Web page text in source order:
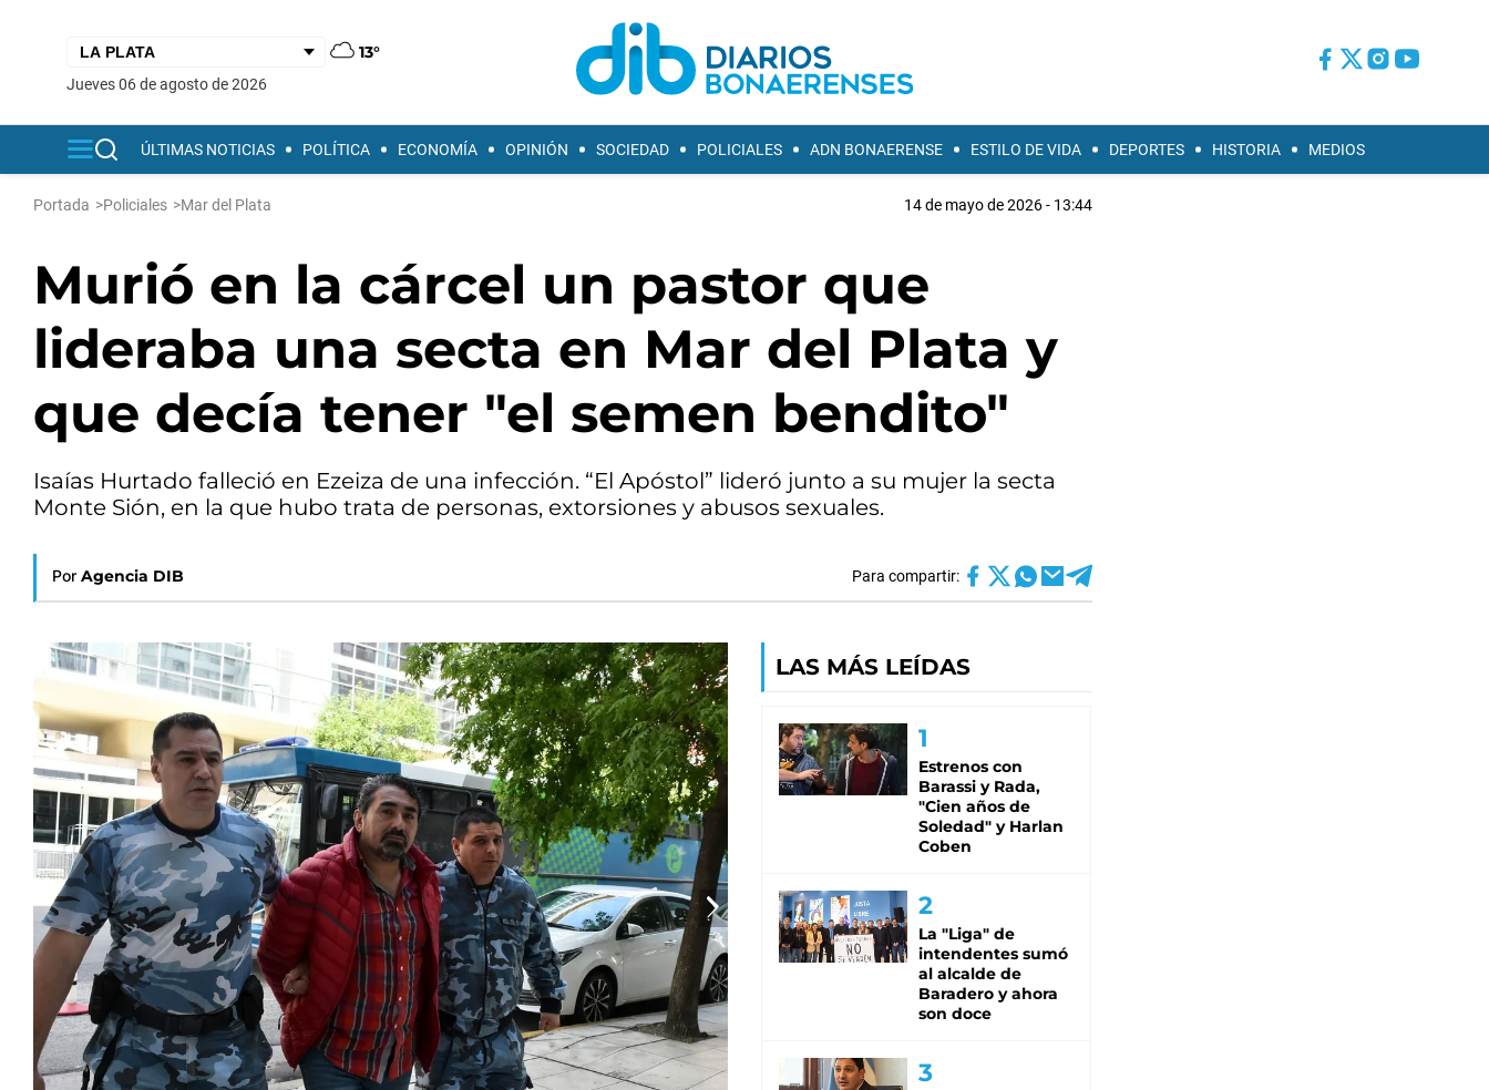
13°
jueves 06 de agosto de 2026
ÚLTIMAS NOTICIAS POLÍTICA ECONOMÍA OPINIÓN SOCIEDAD POLICIALES ADN BONAERENSE ESTILO DE VIDA DEPORTES HISTORIA MEDIOS
Portada >Policiales >Mar del Plata 14 de mayo de 2026 - 13:44
Murió en la cárcel un pastor que
lideraba una secta en Mar del Plata y
que decía tener "el semen bendito"
Isaías Hurtado falleció en Ezeiza de una infección. “El Apóstol” lideró junto a su mujer la secta
Monte Sión, en la que hubo trata de personas, extorsiones y abusos sexuales.
Por Agencia DIB Para compartir:
LAS MÁS LEÍDAS
Estrenos con
Barassi y Rada,
"Cien años de
Soledad" y Harlan
Coben
La "Liga" de
intendentes sumó
al alcalde de
Baradero y ahora
son doce